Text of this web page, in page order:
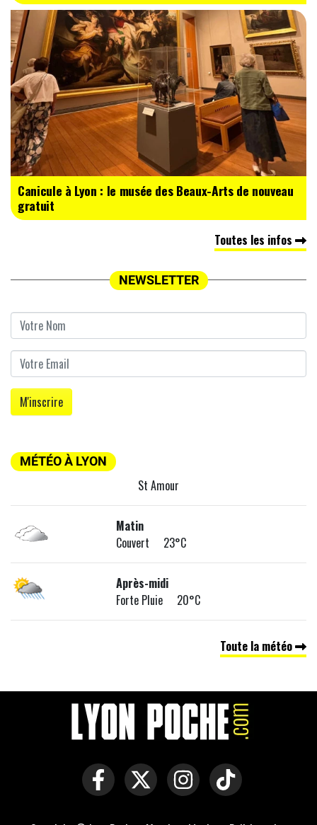
Canicule à Lyon : le musée des Beaux-Arts de nouveau
gratuit
Toutes les infos
NEWSLETTER
MÉTÉO À LYON
St Amour
Matin
Couvert 23°C
Après-midi
Forte Pluie 20°C
Toute la météo